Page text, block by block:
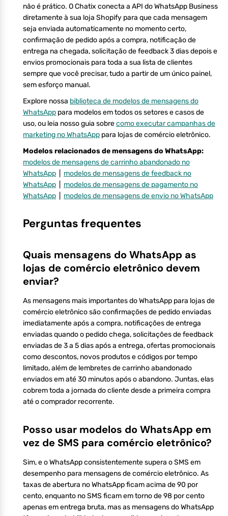
não é prático. O Chatix conecta a API do WhatsApp Business
diretamente à sua loja Shopify para que cada mensagem
seja enviada automaticamente no momento certo,
confirmação de pedido após a compra, notificação de
entrega na chegada, solicitação de feedback 3 dias depois e
envios promocionais para toda a sua lista de clientes
sempre que você precisar, tudo a partir de um único painel,
sem esforço manual.
Explore nossa biblioteca de modelos de mensagens do
WhatsApp para modelos em todos os setores e casos de
uso, ou leia nosso guia sobrecomo executar campanhas de
marketing no WhatsApp para lojas de comércio eletrônico.
Modelos relacionados de mensagens do WhatsApp:
modelos de mensagens de carrinho abandonado no
WhatsApp
modelos de mensagens de feedback no
WhatsApp
modelos de mensagens de pagamento no
WhatsApp
modelos de mensagens de envio no WhatsApp
Perguntas frequentes
Quais mensagens do WhatsApp as
lojas de comércio eletrônico devem
enviar?
As mensagens mais importantes do WhatsApp para lojas de
comércio eletrônico são confirmações de pedido enviadas
imediatamente após a compra, notificações de entrega
enviadas quando o pedido chega, solicitações de feedback
enviadas de 3 a 5 dias após a entrega, ofertas promocionais
como descontos, novos produtos e códigos por tempo
limitado, além de lembretes de carrinho abandonado
enviados em até 30 minutos após o abandono. Juntas, elas
cobrem toda a jornada do cliente desde a primeira compra
até o comprador recorrente.
Posso usar modelos do WhatsApp em
vez de SMS para comércio eletrônico?
Sim, e o WhatsApp consistentemente supera o SMS em
desempenho para mensagens de comércio eletrônico. As
taxas de abertura no WhatsApp ficam acima de 90 por
cento, enquanto no SMS ficam em torno de 98 por cento
apenas em entrega bruta, mas as mensagens do WhatsApp